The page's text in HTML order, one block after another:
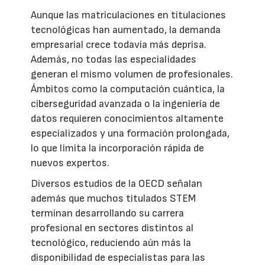
Aunque las matriculaciones en titulaciones
tecnológicas han aumentado, la demanda
empresarial crece todavía más deprisa.
Además, no todas las especialidades
generan el mismo volumen de profesionales.
Ámbitos como la computación cuántica, la
ciberseguridad avanzada o la ingeniería de
datos requieren conocimientos altamente
especializados y una formación prolongada,
lo que limita la incorporación rápida de
nuevos expertos.
Diversos estudios de la OECD señalan
además que muchos titulados STEM
terminan desarrollando su carrera
profesional en sectores distintos al
tecnológico, reduciendo aún más la
disponibilidad de especialistas para las